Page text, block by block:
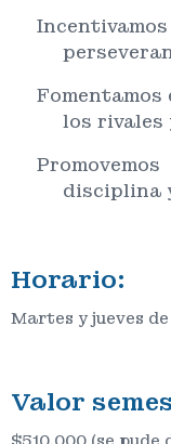
los rivales
disciplina
Horario:
Martes y jueves de
Valor